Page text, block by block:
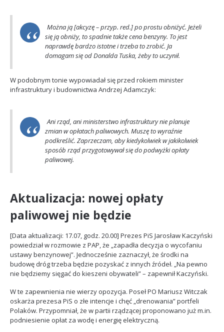
Można ją [akcyzę – przyp. red.] po prostu obniżyć. Jeżeli
się ją obniży, to spadnie także cena benzyny. To jest
naprawdę bardzo istotne i trzeba to zrobić. Ja
domagam się od Donalda Tuska, żeby to uczynił.
W podobnym tonie wypowiadał się przed rokiem minister
infrastruktury i budownictwa Andrzej Adamczyk:
Ani rząd, ani ministerstwo infrastruktury nie planuje
zmian w opłatach paliwowych. Muszę to wyraźnie
podkreślić. Zaprzeczam, aby kiedykolwiek w jakikolwiek
sposób rząd przygotowywał się do podwyżki opłaty
paliwowej.
Aktualizacja: nowej opłaty
paliwowej nie będzie
[Data aktualizacji: 17.07, godz. 20.00] Prezes PiS Jarosław Kaczyński
powiedział w rozmowie z PAP, że „zapadła decyzja o wycofaniu
ustawy benzynowej”. Jednocześnie zaznaczył, że środki na
budowę dróg trzeba będzie pozyskać z innych źródeł. „Na pewno
nie będziemy sięgać do kieszeni obywateli” – zapewnił Kaczyński.
W te zapewnienia nie wierzy opozycja. Poseł PO Mariusz Witczak
oskarża prezesa PiS o złe intencje i chęć „drenowania” portfeli
Polaków. Przypomniał, że w partii rządzącej proponowano już m.in.
podniesienie opłat za wodę i energię elektryczną.